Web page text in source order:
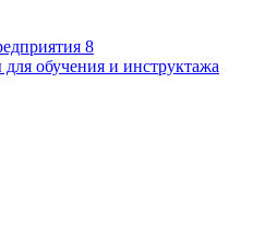
8
обучения и инструктажа